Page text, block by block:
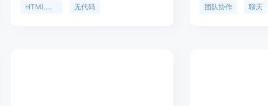
业，无需设计限制和编码技能。您可以使用它
HTML电子邮件 无代码
率。Spike适用于各
团队协作 聊天